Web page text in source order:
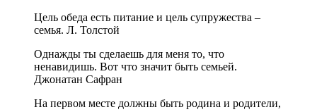
Цель обеда есть питание и цель супружества ‒
семья. Л. Толстой
Однажды ты сделаешь для меня то, что
ненавидишь. Вот что значит быть семьей.
Джонатан Сафран
На первом месте должны быть родина и родители,